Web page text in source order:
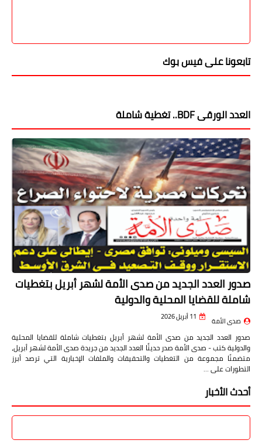
تابعونا على فيس بوك
العدد الورقى BDF.. تغطية شاملة
صدور العدد الجديد من صدى الأمة لشهر أبريل بتغطيات
شاملة للقضايا المحلية والدولية
صدى الأمة 11 أبريل 2026
صدور العدد الجديد من صدى الأمة لشهر أبريل بتغطيات شاملة للقضايا المحلية
والدولية كتب - صدى الأمة صدر حديثًا العدد الجديد من جريدة صدى الأمة لشهر أبريل،
متضمنًا مجموعة من التغطيات والتحقيقات والملفات الإخبارية التي ترصد أبرز
التطورات على …
أحدث الأخبار